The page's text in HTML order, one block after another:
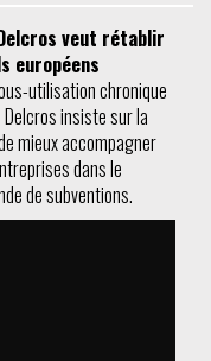
veut rétablir
européens
utilisation chronique
insiste sur la
mieux accompagner
dans le
de subventions.